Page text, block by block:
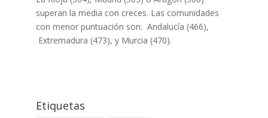
superan la media con creces. Las comunidades
con menor puntuación son: Andalucía (466),
Extremadura (473), y Murcia (470).
Etiquetas